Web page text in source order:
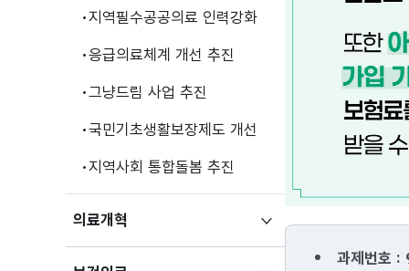
지역필수공공의료 인력강화
응급의료체계 개선 추진
그냥드림 사업 추진
국민기초생활보장제도 개선
지역사회 통합돌봄 추진
의료개혁
펼치기
보건복지부는과제번호 :